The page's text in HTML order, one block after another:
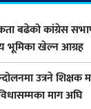
बढेको कांग्रेस
भूमिका खेल्न आग्रह
उत्रने शिक्षक
माग अघि